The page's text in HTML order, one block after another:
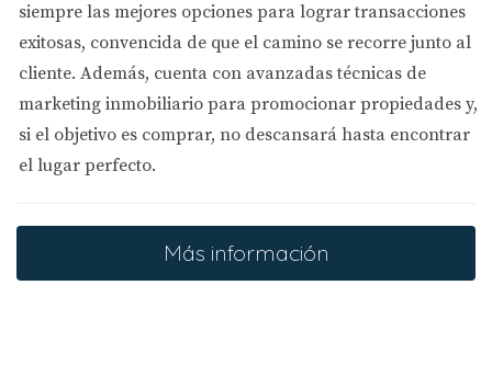
estatal o nacional. Este paso es crucial para proteger tus
intereses como comprador y garantizar una transacción
sin problemas.
7. Firma de Documentos El cierre
implica la firma de
numerosos documentos. Asegúrate de entender lo que
estás firmando y de que todas las firmas se obtengan en
legal de la transacción. No dudes en hacer preguntas si
siempre las mejores opciones para lograr transacciones
exitosas, convencida de que el camino se recorre junto al
cliente. Además, cuenta con avanzadas técnicas de
marketing inmobiliario para promocionar propiedades y,
si el objetivo es comprar, no descansará hasta encontrar
el lugar perfecto.
Más información